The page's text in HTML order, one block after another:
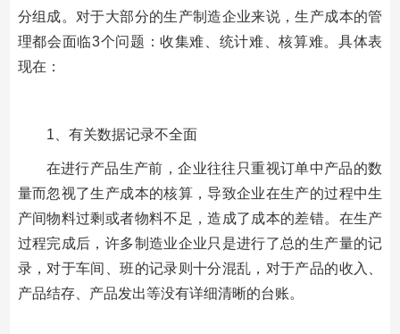
分组成。对于大部分的生产制造企业来说，生产成本的管
理都会面临3个问题：收集难、统计难、核算难。具体表
现在：
1、有关数据记录不全面
在进行产品生产前，企业往往只重视订单中产品的数
量而忽视了生产成本的核算，导致企业在生产的过程中生
产间物料过剩或者物料不足，造成了成本的差错。在生产
过程完成后，许多制造业企业只是进行了总的生产量的记
录，对于车间、班的记录则十分混乱，对于产品的收入、
产品结存、产品发出等没有详细清晰的台账。